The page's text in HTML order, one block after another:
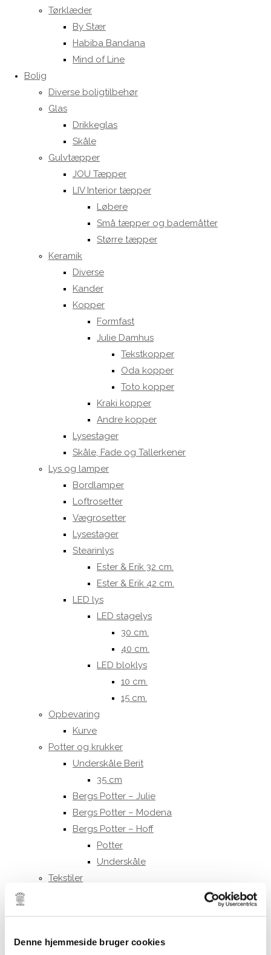
Denne hjemmeside bruger cookies
Tørklæder
By Stær
Habiba Bandana
Mind of Line
Bolig
Diverse boligtilbehør
Glas
Drikkeglas
Skåle
Gulvtæpper
JOU Tæpper
LIV Interior tæpper
Løbere
Små tæpper og bademåtter
Større tæpper
Keramik
Diverse
Kander
Kopper
Formfast
Julie Damhus
Tekstkopper
Oda kopper
Toto kopper
Kraki kopper
Andre kopper
Lysestager
Skåle, Fade og Tallerkener
Lys og lamper
Bordlamper
Loftrosetter
Vægrosetter
Lysestager
Stearinlys
Ester & Erik 32 cm.
Ester & Erik 42 cm.
LED lys
LED stagelys
30 cm.
40 cm.
LED bloklys
10 cm.
15 cm.
Opbevaring
Kurve
Potter og krukker
Underskåle Berit
35 cm
Bergs Potter – Julie
Bergs Potter – Modena
Bergs Potter – Hoff
Potter
Underskåle
Tekstiler
Puder